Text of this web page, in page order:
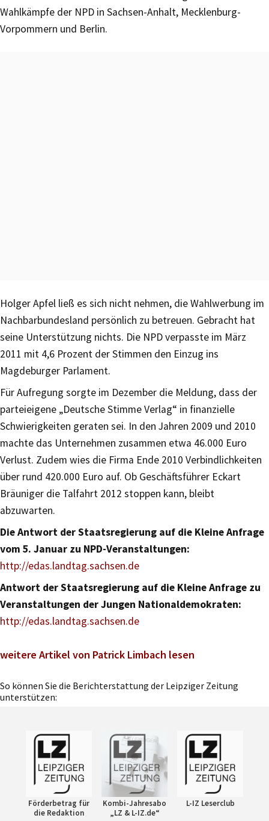
Wahlkämpfe der NPD in Sachsen-Anhalt, Mecklenburg-
Vorpommern und Berlin.
Holger Apfel ließ es sich nicht nehmen, die Wahlwerbung im
Nachbarbundesland persönlich zu betreuen. Gebracht hat
seine Unterstützung nichts. Die NPD verpasste im März
2011 mit 4,6 Prozent der Stimmen den Einzug ins
Magdeburger Parlament.
Für Aufregung sorgte im Dezember die Meldung, dass der
parteieigene „Deutsche Stimme Verlag“ in finanzielle
Schwierigkeiten geraten sei. In den Jahren 2009 und 2010
machte das Unternehmen zusammen etwa 46.000 Euro
Verlust. Zudem wies die Firma Ende 2010 Verbindlichkeiten
über rund 420.000 Euro auf. Ob Geschäftsführer Eckart
Bräuniger die Talfahrt 2012 stoppen kann, bleibt
abzuwarten.
Die Antwort der Staatsregierung auf die Kleine Anfrage
vom 5. Januar zu NPD-Veranstaltungen:
http://edas.landtag.sachsen.de
Antwort der Staatsregierung auf die Kleine Anfrage zu
Veranstaltungen der Jungen Nationaldemokraten:
http://edas.landtag.sachsen.de
weitere Artikel von Patrick Limbach lesen
So können Sie die Berichterstattung der Leipziger Zeitung
unterstützen:
Förderbetrag für
die Redaktion
Kombi-Jahresabo
„LZ & L-IZ.de“
L-IZ Leserclub